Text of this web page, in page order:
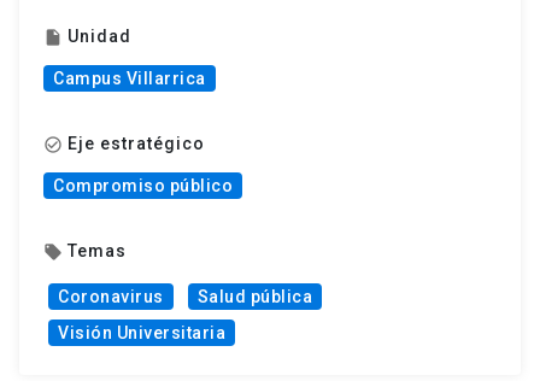
insert_drive_file Unidad
Campus Villarrica
check_circle_outline Eje estratégico
Compromiso público
local_offer Temas
Coronavirus
Salud pública
Visión Universitaria